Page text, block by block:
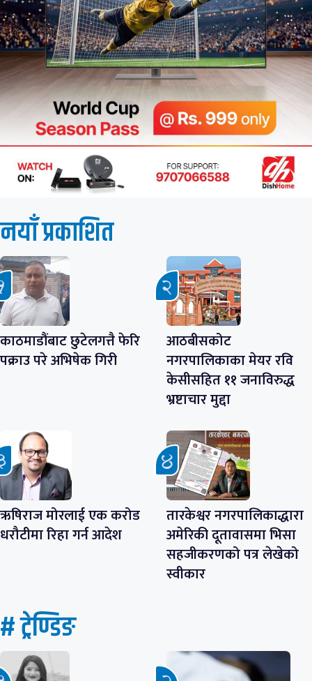
नयाँ प्रकाशित
काठमाडौंबाट छुटेलगत्तै फेरि
पक्राउ परे अभिषेक गिरी
आठबीसकोट
नगरपालिकाका मेयर रवि
केसीसहित ११ जनाविरुद्ध
भ्रष्टाचार मुद्दा
ऋषिराज मोरलाई एक करोड
धरौटीमा रिहा गर्न आदेश
तारकेश्वर नगरपालिकाद्धारा
अमेरिकी दूतावासमा भिसा
सहजीकरणको पत्र लेखेको
स्वीकार
# ट्रेण्डिङ